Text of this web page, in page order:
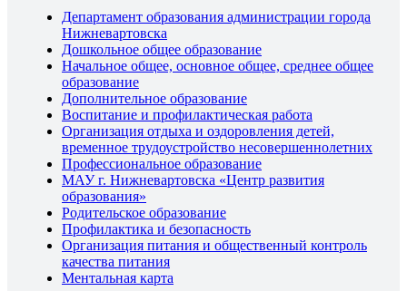
Департамент образования администрации города
Нижневартовска
Дошкольное общее образование
Начальное общее, основное общее, среднее общее
образование
Дополнительное образование
Воспитание и профилактическая работа
Организация отдыха и оздоровления детей,
временное трудоустройство несовершеннолетних
Профессиональное образование
МАУ г. Нижневартовска «Центр развития
образования»
Родительское образование
Профилактика и безопасность
Организация питания и общественный контроль
качества питания
Ментальная карта